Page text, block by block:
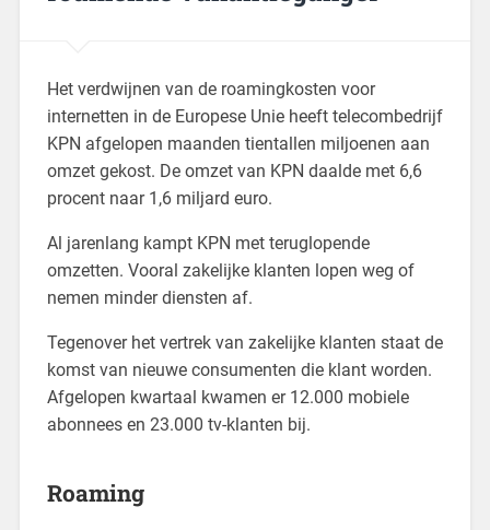
Het verdwijnen van de roamingkosten voor
internetten in de Europese Unie heeft telecombedrijf
KPN afgelopen maanden tientallen miljoenen aan
omzet gekost. De omzet van KPN daalde met 6,6
procent naar 1,6 miljard euro.
Al jarenlang kampt KPN met teruglopende
omzetten. Vooral zakelijke klanten lopen weg of
nemen minder diensten af.
Tegenover het vertrek van zakelijke klanten staat de
komst van nieuwe consumenten die klant worden.
Afgelopen kwartaal kwamen er 12.000 mobiele
abonnees en 23.000 tv-klanten bij.
Roaming